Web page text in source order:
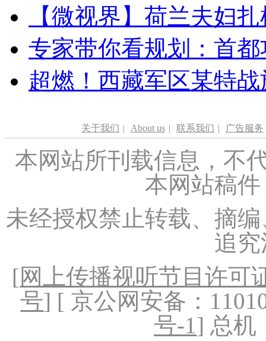
【微视界】荷兰夫妇
专家带你看规划：首
超燃！西藏军区某特
关于我们 | About us | 联系我们 | 广告服务
本网站所刊载信息，不
本网站稿
未经授权禁止转载、摘
追
[网上传播视听节目许可
号] [ 京公网安备：
号-1] 总机